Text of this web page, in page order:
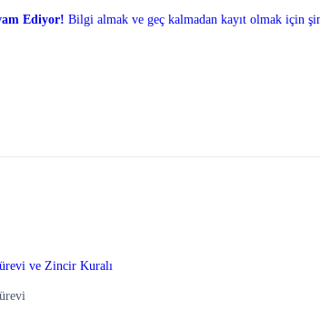
Ediyor! Bilgi almak ve geç kalmadan kayıt olmak için
ve Zincir Kuralı